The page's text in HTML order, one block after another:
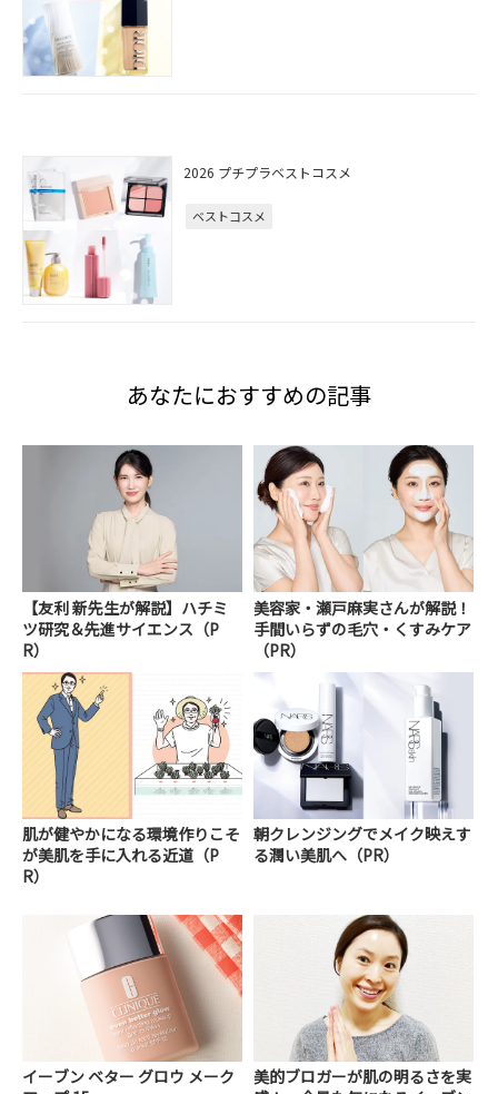
2026 プチプラベストコスメ
ベストコスメ
あなたにおすすめの記事
【友利 新先生が解説】ハチミ
ツ研究＆先進サイエンス（P
R）
美容家・瀬戸麻実さんが解説！
手間いらずの毛穴・くすみケア
（PR）
肌が健やかになる環境作りこそ
が美肌を手に入れる近道（P
R）
朝クレンジングでメイク映えす
る潤い美肌へ（PR）
イーブン ベター グロウ メーク
美的ブロガーが肌の明るさを実